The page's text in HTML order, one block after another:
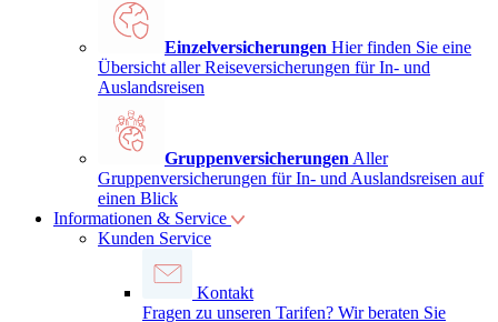
Einzelversicherungen Hier finden Sie eine
Übersicht aller Reiseversicherungen für In- und
Auslandsreisen
Gruppenversicherungen Aller
Gruppenversicherungen für In- und Auslandsreisen auf
einen Blick
Informationen & Service
Kunden Service
Kontakt
Fragen zu unseren Tarifen? Wir beraten Sie